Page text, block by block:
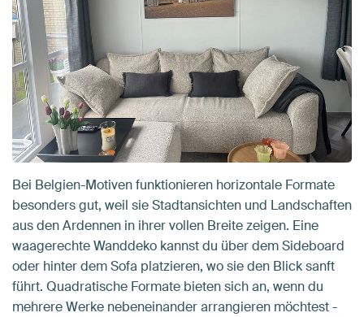
Bei Belgien-Motiven funktionieren horizontale Formate
besonders gut, weil sie Stadtansichten und Landschaften
aus den Ardennen in ihrer vollen Breite zeigen. Eine
waagerechte Wanddeko kannst du über dem Sideboard
oder hinter dem Sofa platzieren, wo sie den Blick sanft
führt. Quadratische Formate bieten sich an, wenn du
mehrere Werke nebeneinander arrangieren möchtest -